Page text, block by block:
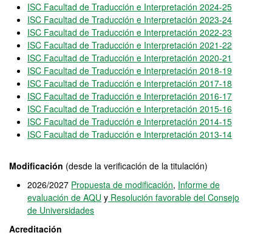
ISC Facultad de Traducción e Interpretación 2024-25
ISC Facultad de Traducción e Interpretación 2023-24
ISC Facultad de Traducción e Interpretación 2022-23
ISC Facultad de Traducción e Interpretación 2021-22
ISC Facultad de Traducción e Interpretación 2020-21
ISC Facultad de Traducción e Interpretación 2018-19
ISC Facultad de Traducción e Interpretación 2017-18
ISC Facultad de Traducción e Interpretación 2016-17
ISC Facultad de Traducción e Interpretación 2015-16
ISC Facultad de Traducción e Interpretación 2014-15
ISC Facultad de Traducción e Interpretación 2013-14
Modificación (desde la verificación de la titulación)
2026/2027 Propuesta de modificación, Informe de
evaluación de AQU y Resolución favorable del Consejo
de Universidades
Acreditación